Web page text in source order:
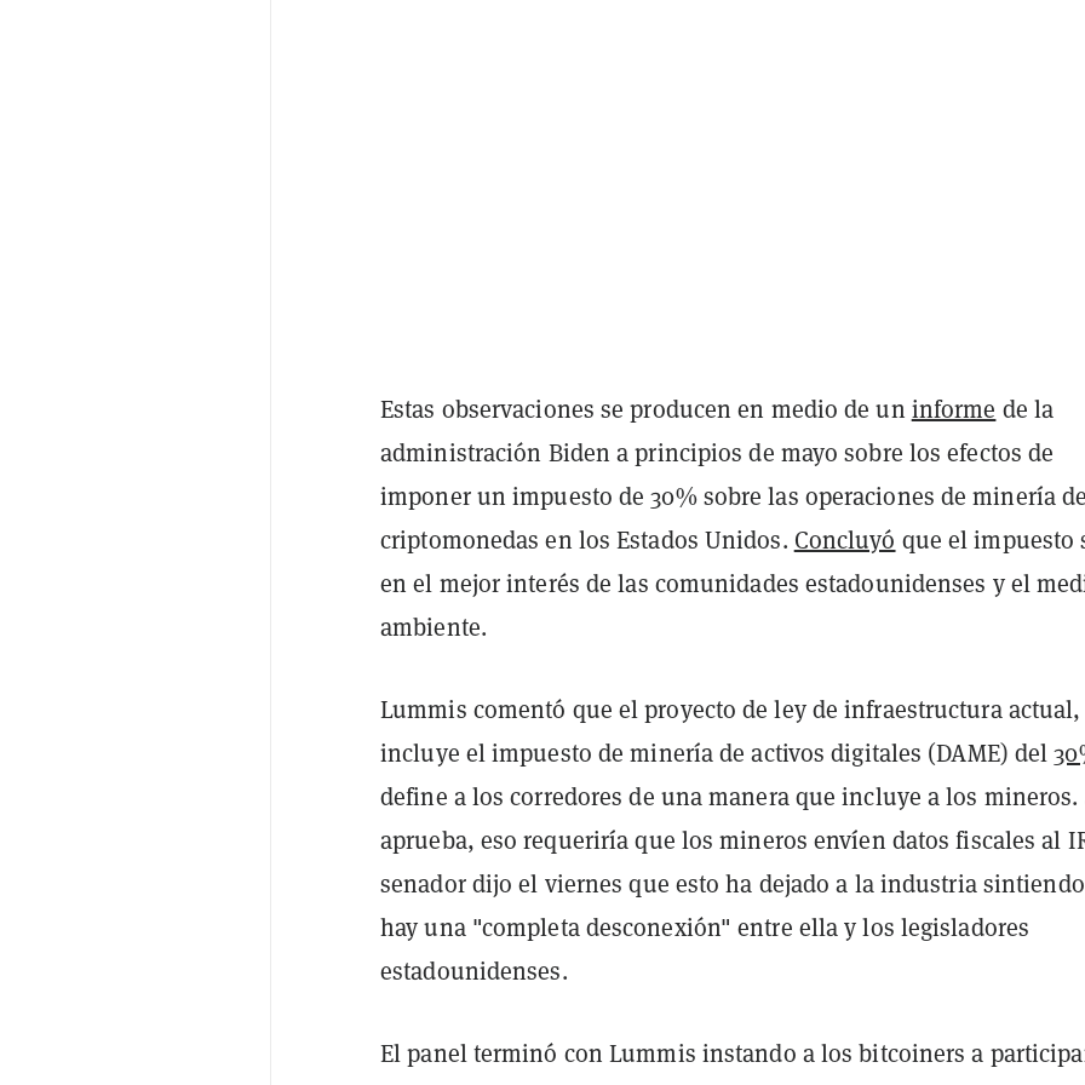
Estas observaciones se producen en medio de un informe de la
administración Biden a principios de mayo sobre los efectos de
imponer un impuesto de 30% sobre las operaciones de minería de
criptomonedas en los Estados Unidos. Concluyó que el impuesto
en el mejor interés de las comunidades estadounidenses y el
ambiente.
Lummis comentó que el proyecto de ley de infraestructura
incluye el impuesto de minería de activos digitales (DAME) del
define a los corredores de una manera que incluye a los mineros.
aprueba, eso requeriría que los mineros envíen datos fiscales al
senador dijo el viernes que esto ha dejado a la industria
hay una "completa desconexión" entre ella y los legisladores
estadounidenses.
El panel terminó con Lummis instando a los bitcoiners a